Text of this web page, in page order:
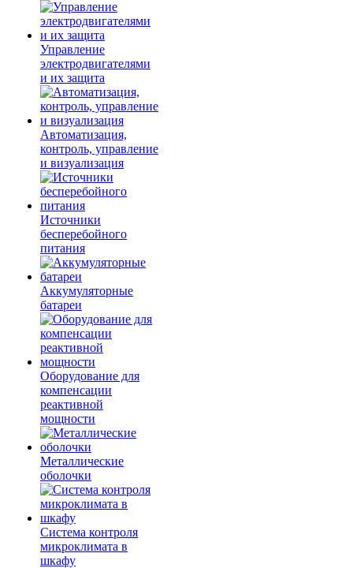
Управление
электродвигателями
и их защита
Автоматизация,
контроль, управление
и визуализация
Источники
бесперебойного
питания
Аккумуляторные
батареи
Оборудование для
компенсации
реактивной
мощности
Металлические
оболочки
Система контроля
микроклимата в
шкафу